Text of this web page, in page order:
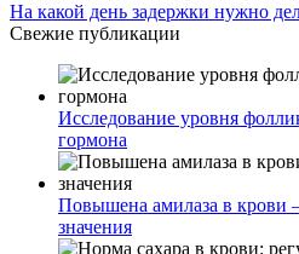
На какой день задержки нужно
Свежие публикации
Исследование уровня
гормона
Повышена амилаза в крови
значения